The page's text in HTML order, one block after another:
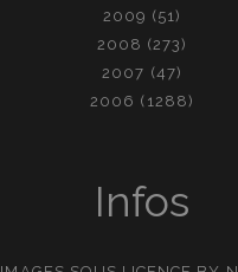
2009 (51)
2008 (273)
2007 (47)
2006 (1288)
Infos